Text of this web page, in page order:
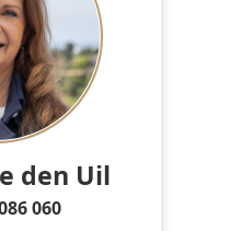
den Uil
060